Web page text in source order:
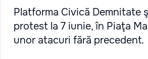
Platforma Civică Demnitate
protest la 7 iunie, în Piaţa
unor atacuri fără precedent.